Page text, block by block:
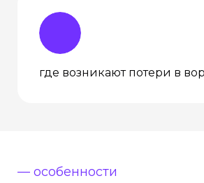
где возникают потери в
— особенности